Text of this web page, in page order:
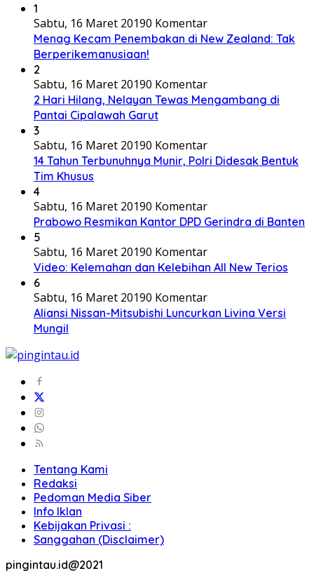
1
Sabtu, 16 Maret 20190 Komentar
Menag Kecam Penembakan di New Zealand: Tak
Berperikemanusiaan!
2
Sabtu, 16 Maret 20190 Komentar
2 Hari Hilang, Nelayan Tewas Mengambang di
Pantai Cipalawah Garut
3
Sabtu, 16 Maret 20190 Komentar
14 Tahun Terbunuhnya Munir, Polri Didesak Bentuk
Tim Khusus
4
Sabtu, 16 Maret 20190 Komentar
Prabowo Resmikan Kantor DPD Gerindra di Banten
5
Sabtu, 16 Maret 20190 Komentar
Video: Kelemahan dan Kelebihan All New Terios
6
Sabtu, 16 Maret 20190 Komentar
Aliansi Nissan-Mitsubishi Luncurkan Livina Versi
Mungil
Tentang Kami
Redaksi
Pedoman Media Siber
Info Iklan
Kebijakan Privasi :
Sanggahan (Disclaimer)
pingintau.id@2021